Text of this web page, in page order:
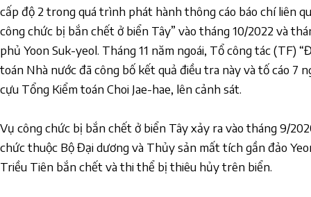
cấp độ 2 trong quá trình phát hành thông cáo báo chí liên
công chức bị bắn chết ở biển Tây” vào tháng 10/2022 và
phủ Yoon Suk-yeol. Tháng 11 năm ngoái, Tổ công tác (TF)
toán Nhà nước đã công bố kết quả điều tra này và tố cáo 7
cựu Tổng Kiểm toán Choi Jae-hae, lên cảnh sát.
Vụ công chức bị bắn chết ở biển Tây xảy ra vào tháng 9/
chức thuộc Bộ Đại dương và Thủy sản mất tích gần đảo
Triều Tiên bắn chết và thi thể bị thiêu hủy trên biển.